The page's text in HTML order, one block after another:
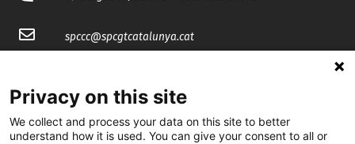
spccc@spcgtcatalunya.cat
@CGTCatalunya
Privacy on this site
We collect and process your data on this site to better
understand how it is used. You can give your consent to all or